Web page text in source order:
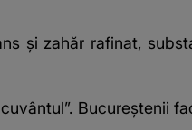
și zahăr rafinat,
Bucureștenii